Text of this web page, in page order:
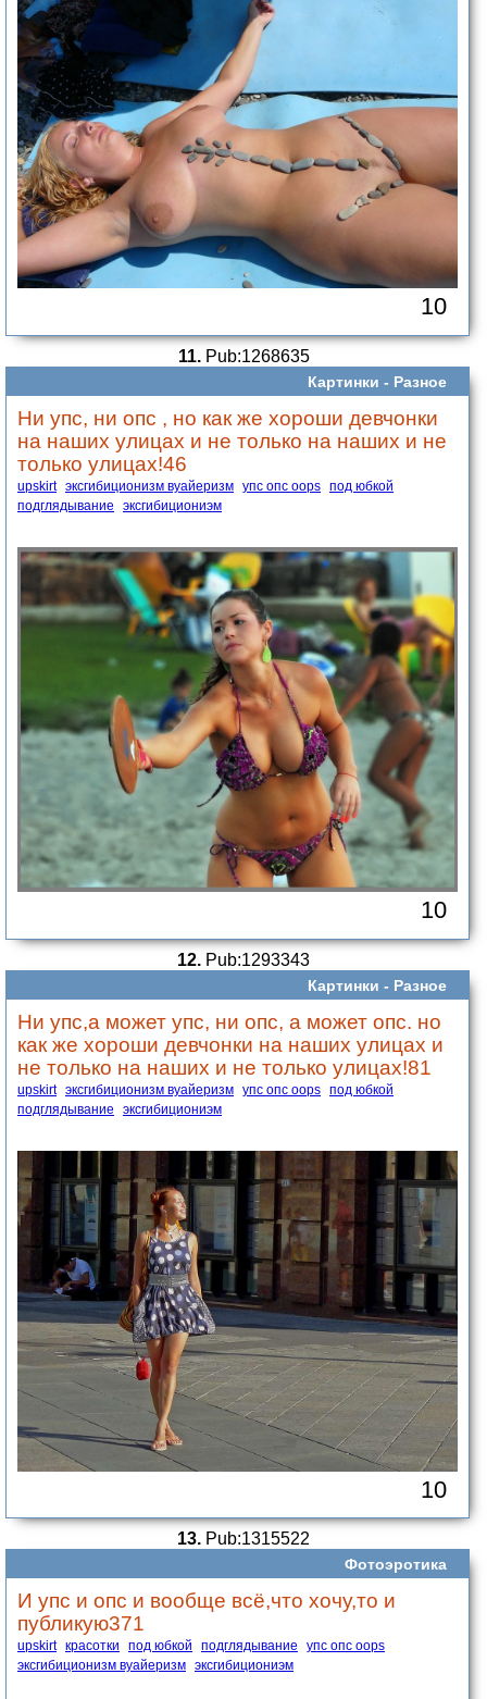
10
11.Pub:1268635
Картинки - Разное
Ни упс, ни опс , но как же хороши девчонки
на наших улицах и не только на наших и не
только улицах!46
upskirt эксгибиционизм вуайеризм упс опс oops под юбкой
подглядывание
эксгибициониэм
10
12. Pub:1293343
Картинки - Разное
Ни упс,а может упс, ни опс, а может опс. но
как же хороши девчонки на наших улицах и
не только на наших и не только улицах!81
upskirt эксгибиционизм вуайеризм упс опс oops под юбкой
подглядывание
эксгибициониэм
10
13. Pub:1315522
Фотоэротика
И упс и опс и вообще всё,что хочу,то и
публикую371
upskirt красотки под юбкой подглядывание
упс опс oops
эксгибиционизм вуайеризм эксгибициониэм